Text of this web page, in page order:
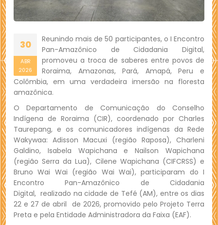
30
ABR
2026
Reunindo mais de 50 participantes, o I Encontro
Pan-Amazônico de Cidadania Digital,
promoveu a troca de saberes entre povos de
Roraima, Amazonas, Pará, Amapá, Peru e
Colômbia, em uma verdadeira imersão na floresta
amazônica.
O Departamento de Comunicação do Conselho
Indígena de Roraima (CIR), coordenado por Charles
Taurepang, e os comunicadores indígenas da Rede
Wakywaa: Adisson Macuxi (região Raposa), Charleni
Galdino, Isabela Wapichana e Nailson Wapichana
(região Serra da Lua), Cilene Wapichana (CIFCRSS) e
Bruno Wai Wai (região Wai Wai), participaram do I
Encontro Pan-Amazônico de Cidadania
Digital, realizado na cidade de Tefé (AM), entre os dias
22 e 27 de abril de 2026, promovido pelo Projeto Terra
Preta e pela Entidade Administradora da Faixa (EAF).